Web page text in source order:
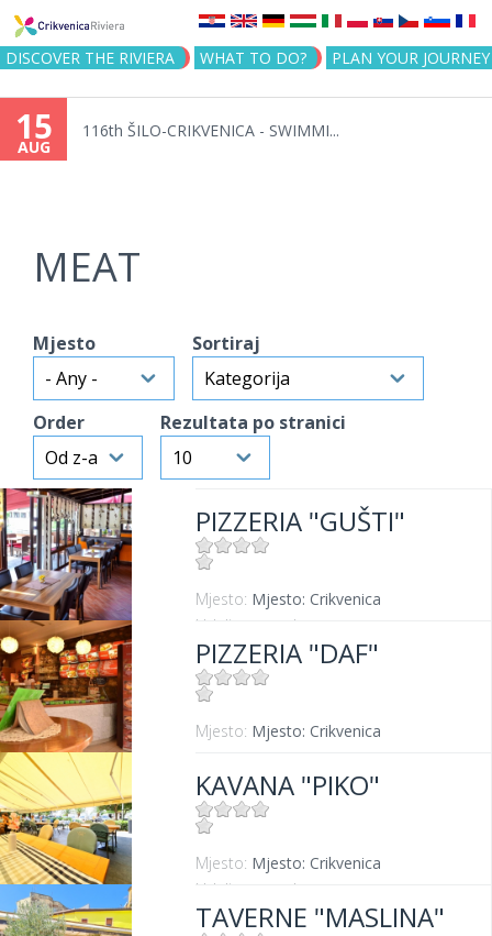
Jump to navigation
DISCOVER THE RIVIERA WHAT TO DO? PLAN YOUR JOURNEY
day in Selce
MEAT
Mjesto Sortiraj
Order Rezultata po stranici
PIZZERIA "GUŠTI"
Mjesto: Mjesto: Crikvenica
Udaljenost od mora:
PIZZERIA "DAF"
Mjesto: Mjesto: Crikvenica
KAVANA "PIKO"
Mjesto: Mjesto: Crikvenica
Udaljenost od mora:
TAVERNE "MASLINA"